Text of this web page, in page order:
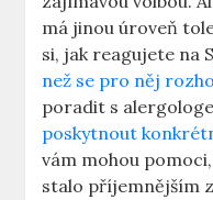
má jinou úroveň
si, jak reagujete na
než se pro něj
poradit s
poskytnout
vám mohou
stalo příjemnějším